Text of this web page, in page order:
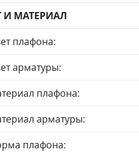
И МАТЕРИАЛ
плафона:
арматуры:
плафона:
арматуры:
плафона: